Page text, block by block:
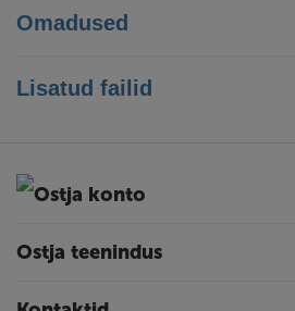
Omadused
Lisatud failid
Ostja konto
Ostja teenindus